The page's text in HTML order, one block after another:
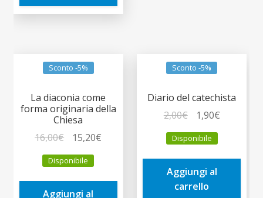
Sconto -5%
La diaconia come
forma originaria della
Chiesa
16,00€
prezzo
originale
era:
15,20€
è:
Disponibile
Aggiungi al
Sconto -5%
Diario del catechista
2,00€
prezzo
originale
era:
2,00€.
1,90€Il
è:
Disponibile
Aggiungi al
carrello